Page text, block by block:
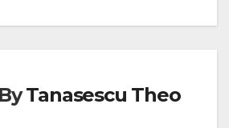
ByTanasescu Theo